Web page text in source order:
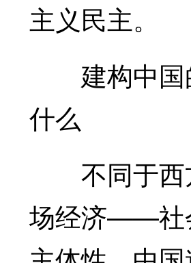
主义民主。
建构中国
什么
不同于西
场经济——